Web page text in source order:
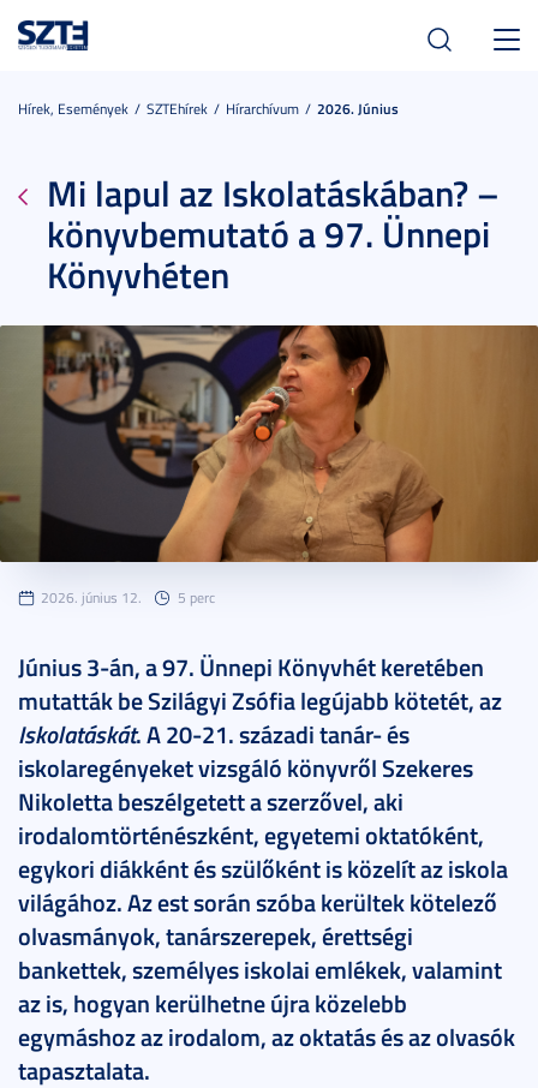
Hírek, Események SZTEhírek Hírarchívum 2026. Június
Mi lapul az Iskolatáskában? –
könyvbemutató a 97. Ünnepi
Könyvhéten
2026. június 12. 5 perc
Június 3-án, a 97. Ünnepi Könyvhét keretében
mutatták be Szilágyi Zsófia legújabb kötetét, az
Iskolatáskát. A 20-21. századi tanár- és
iskolaregényeket vizsgáló könyvről Szekeres
Nikoletta beszélgetett a szerzővel, aki
irodalomtörténészként, egyetemi oktatóként,
egykori diákként és szülőként is közelít az iskola
világához. Az est során szóba kerültek kötelező
olvasmányok, tanárszerepek, érettségi
bankettek, személyes iskolai emlékek, valamint
az is, hogyan kerülhetne újra közelebb
egymáshoz az irodalom, az oktatás és az olvasók
tapasztalata.